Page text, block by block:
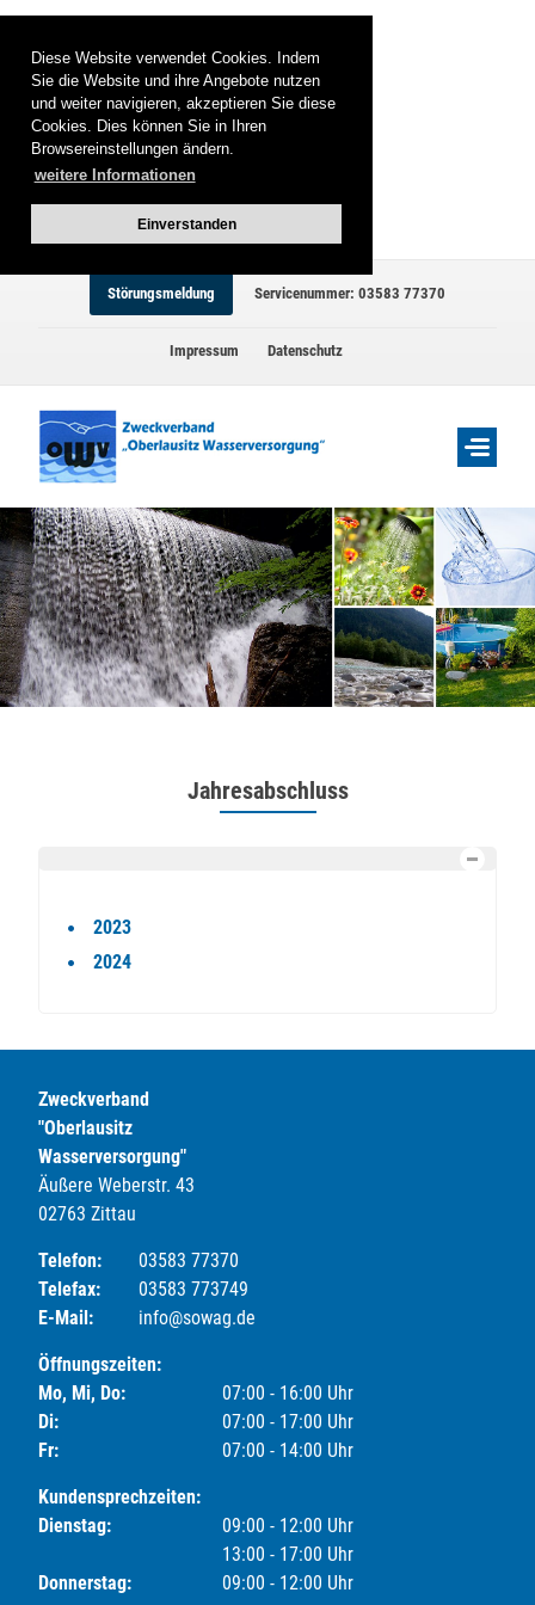
Diese Website verwendet Cookies. Indem
Sie die Website und ihre Angebote nutzen
und weiter navigieren, akzeptieren Sie diese
Cookies. Dies können Sie in Ihren
Browsereinstellungen ändern.
weitere Informationen
Einverstanden
Störungsmeldung Servicenummer: 03583 77370
Impressum Datenschutz
Jahresabschluss
2023
2024
Zweckverband
"Oberlausitz
Wasserversorgung"
Äußere Weberstr. 43
02763 Zittau
Telefon:
03583 77370
Telefax:
03583 773749
E-Mail:
info@sowag.de
Öffnungszeiten:
Mo, Mi, Do:
07:00 - 16:00 Uhr
Di:
07:00 - 17:00 Uhr
Fr:
07:00 - 14:00 Uhr
Kundensprechzeiten:
Dienstag:
09:00 - 12:00 Uhr
13:00 - 17:00 Uhr
Donnerstag:
09:00 - 12:00 Uhr